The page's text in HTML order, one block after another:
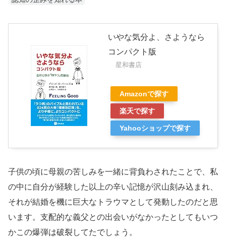
いやな気分よ、さようなら
コンパクト版
星和書店
Amazonで探す
楽天で探す
Yahooショップで探す
子供の頃に母親の苦しみを一緒に背負わされたことで、私
の中に自分が経験した以上の辛い記憶が沢山刻み込まれ、
それが結婚を機に巨大なトラウマとして発動したのだと思
います。支配的な義父との出会いがなかったとしてもいつ
かこの爆弾は破裂してたでしょう。